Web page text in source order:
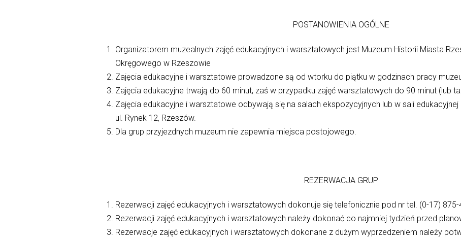
POSTANOWIENIA OGÓLNE
Organizatorem muzealnych zajęć edukacyjnych i warsztatowych jest Muzeum Historii Miasta
Okręgowego w Rzeszowie
Zajęcia edukacyjne i warsztatowe prowadzone są od wtorku do piątku w godzinach pracy
Zajęcia edukacyjne trwają do 60 minut, zaś w przypadku zajęć warsztatowych do 90 minut (lub
Zajęcia edukacyjne i warsztatowe odbywają się na salach ekspozycyjnych lub w sali
ul. Rynek 12, Rzeszów.
Dla grup przyjezdnych muzeum nie zapewnia miejsca postojowego.
REZERWACJA GRUP
Rezerwacji zajęć edukacyjnych i warsztatowych dokonuje się telefonicznie pod nr tel. (0-17)
Rezerwacji zajęć edukacyjnych i warsztatowych należy dokonać co najmniej tydzień przed
Rezerwacje zajęć edukacyjnych i warsztatowych dokonane z dużym wyprzedzeniem należy